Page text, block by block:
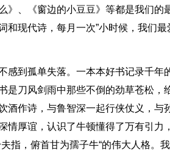
》、《窗边的小豆豆》等都是我们的
和现代诗，每月一次”小时候，我们最
感到孤单失落。一本本好书记录千年
是刀风剑雨中那些不倒的劲草苍松，
酒作诗，与鲁智深一起行侠仗义，与
厚谊，认识了牛顿懂得了万有引力，
指，俯首甘为孺子牛“的伟大人格。